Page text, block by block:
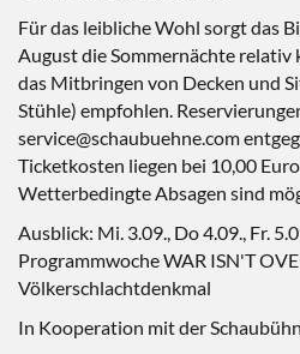
Für das leibliche Wohl sorgt das
August die Sommernächte relativ
das Mitbringen von Decken und
Stühle) empfohlen.
service@schaubuehne.com
Ticketkosten liegen bei 10,00
Wetterbedingte Absagen sind
Ausblick: Mi. 3.09., Do 4.09., Fr.
Programmwoche WAR ISN'T
Völkerschlachtdenkmal
In Kooperation mit der